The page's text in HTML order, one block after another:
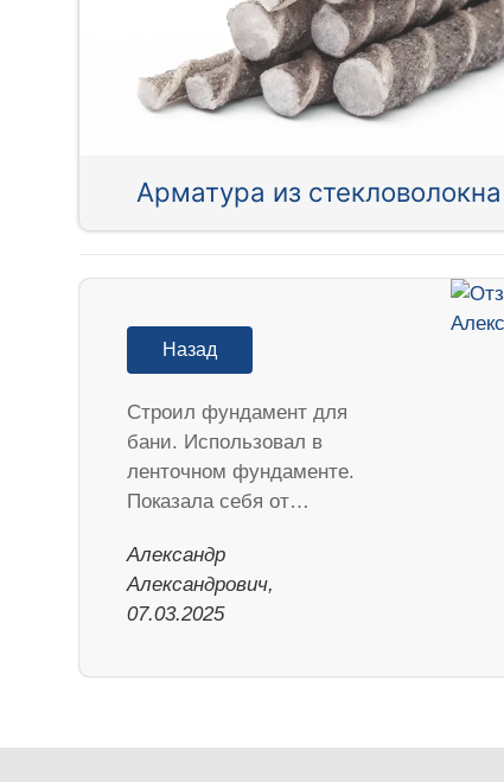
Арматура из стекловолокна
Назад
Строил фундамент для
бани. Использовал в
ленточном фундаменте.
Показала себя от…
Александр
Александрович,
07.03.2025